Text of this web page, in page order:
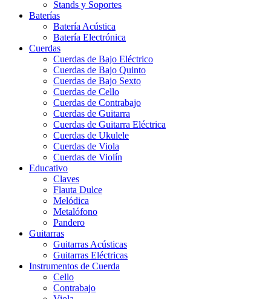
Stands y Soportes
Baterías
Batería Acústica
Batería Electrónica
Cuerdas
Cuerdas de Bajo Eléctrico
Cuerdas de Bajo Quinto
Cuerdas de Bajo Sexto
Cuerdas de Cello
Cuerdas de Contrabajo
Cuerdas de Guitarra
Cuerdas de Guitarra Eléctrica
Cuerdas de Ukulele
Cuerdas de Viola
Cuerdas de Violín
Educativo
Claves
Flauta Dulce
Melódica
Metalófono
Pandero
Guitarras
Guitarras Acústicas
Guitarras Eléctricas
Instrumentos de Cuerda
Cello
Contrabajo